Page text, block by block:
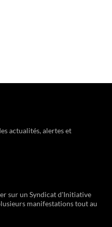
actualités, alertes et
sur un Syndicat d'Initiative
manifestations tout au